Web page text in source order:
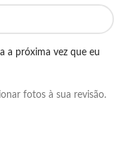
a próxima vez que eu
fotos à sua revisão.